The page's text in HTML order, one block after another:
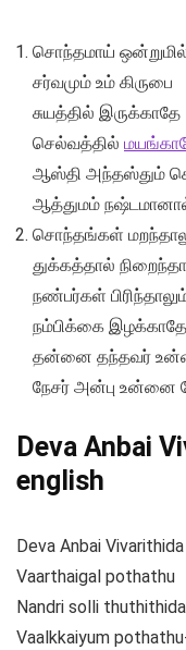
சொந்தமாய்
சர்வமும் உம் கிருபை
சுயத்தில் இருக்காதே
செல்வத்தில்
ஆஸ்தி அந்தஸ்தும்
ஆத்துமம்
சொந்தங்கள்
துக்கத்தால்
நண்பர்கள்
நம்பிக்கை இழக்காதே
தன்னை தந்தவர்
நேசர் அன்பு உன்னை
Deva Anbai
english
Deva Anbai Vivarithida
Vaarthaigal pothathu
Nandri solli
Vaalkkaiyum